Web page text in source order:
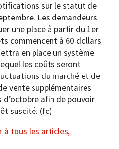
sur le statut de
Les demandeurs
une place à partir du 1er
commencent à 60 dollars
en place un système
les coûts seront
du marché et de
vente supplémentaires
afin de pouvoir
suscité. (fc)
à tous les articles,